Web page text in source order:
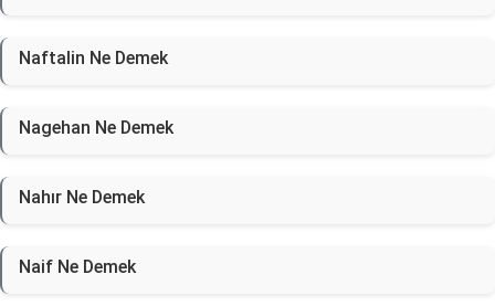
Naftalin Ne Demek
Nagehan Ne Demek
Nahır Ne Demek
Naif Ne Demek